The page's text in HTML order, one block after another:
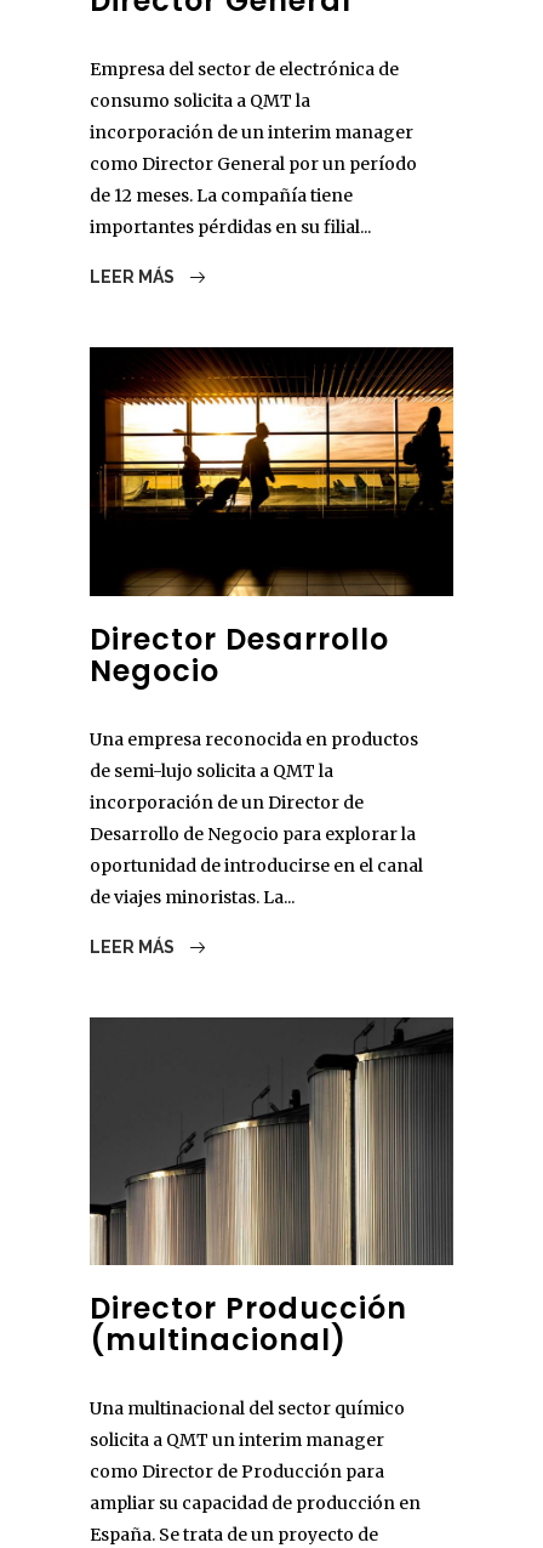
Empresa del sector de electrónica de
consumo solicita a QMT la
incorporación de un interim manager
como Director General por un período
de 12 meses. La compañía tiene
importantes pérdidas en su filial...
LEER MÁS
Director Desarrollo
Negocio
Una empresa reconocida en productos
de semi-lujo solicita a QMT la
incorporación de un Director de
Desarrollo de Negocio para explorar la
oportunidad de introducirse en el canal
de viajes minoristas. La...
LEER MÁS
Director Producción
(multinacional)
Una multinacional del sector químico
solicita a QMT un interim manager
como Director de Producción para
ampliar su capacidad de producción en
España. Se trata de un proyecto de